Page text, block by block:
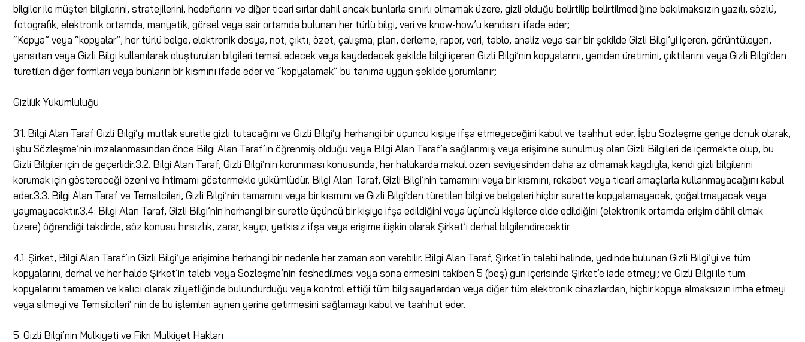
bilgiler ile müşteri bilgilerini, stratejilerini, hedeflerini ve diğer ticari sırlar dahil ancak bunlarla sınırlı olmamak üzere, gizli olduğu belirtilip belirtilmediğine bakılmaksızın yazılı, sözlü,
fotografik, elektronik ortamda, manyetik, görsel veya sair ortamda bulunan her türlü bilgi, veri ve know-how’u kendisini ifade eder;
“Kopya” veya “kopyalar”, her türlü belge, elektronik dosya, not, çıktı, özet, çalışma, plan, derleme, rapor, veri, tablo, analiz veya sair bir şekilde Gizli Bilgi’yi içeren, görüntüleyen,
yansıtan veya Gizli Bilgi kullanılarak oluşturulan bilgileri temsil edecek veya kaydedecek şekilde bilgi içeren Gizli Bilgi’nin kopyalarını, yeniden üretimini, çıktılarını veya Gizli Bilgi’den
türetilen diğer formları veya bunların bir kısmını ifade eder ve “kopyalamak” bu tanıma uygun şekilde yorumlanır;
Gizlilik Yükümlülüğü
3.1. Bilgi Alan Taraf Gizli Bilgi’yi mutlak suretle gizli tutacağını ve Gizli Bilgi’yi herhangi bir üçüncü kişiye ifşa etmeyeceğini kabul ve taahhüt eder. İşbu Sözleşme geriye dönük olarak,
işbu Sözleşme’nin imzalanmasından önce Bilgi Alan Taraf’ın öğrenmiş olduğu veya Bilgi Alan Taraf’a sağlanmış veya erişimine sunulmuş olan Gizli Bilgileri de içermekte olup, bu
Gizli Bilgiler için de geçerlidir.3.2. Bilgi Alan Taraf, Gizli Bilgi’nin korunması konusunda, her halükarda makul özen seviyesinden daha az olmamak kaydıyla, kendi gizli bilgilerini
korumak için göstereceği özeni ve ihtimamı göstermekle yükümlüdür. Bilgi Alan Taraf, Gizli Bilgi’nin tamamını veya bir kısmını, rekabet veya ticari amaçlarla kullanmayacağını kabul
eder.3.3. Bilgi Alan Taraf ve Temsilcileri, Gizli Bilgi’nin tamamını veya bir kısmını ve Gizli Bilgi’den türetilen bilgi ve belgeleri hiçbir surette kopyalamayacak, çoğaltmayacak veya
yaymayacaktır.3.4. Bilgi Alan Taraf, Gizli Bilgi’nin herhangi bir suretle üçüncü bir kişiye ifşa edildiğini veya üçüncü kişilerce elde edildiğini (elektronik ortamda erişim dâhil olmak
üzere) öğrendiği takdirde, söz konusu hırsızlık, zarar, kayıp, yetkisiz ifşa veya erişime ilişkin olarak Şirket’i derhal bilgilendirecektir.
4.1. Şirket, Bilgi Alan Taraf’ın Gizli Bilgi’ye erişimine herhangi bir nedenle her zaman son verebilir. Bilgi Alan Taraf, Şirket’in talebi halinde, yedinde bulunan Gizli Bilgi’yi ve tüm
kopyalarını, derhal ve her halde Şirket’in talebi veya Sözleşme’nin feshedilmesi veya sona ermesini takiben 5 (beş) gün içerisinde Şirket’e iade etmeyi; ve Gizli Bilgi ile tüm
kopyalarını tamamen ve kalıcı olarak zilyetliğinde bulundurduğu veya kontrol ettiği tüm bilgisayarlardan veya diğer tüm elektronik cihazlardan, hiçbir kopya almaksızın imha etmeyi
veya silmeyi ve Temsilcileri’ nin de bu işlemleri aynen yerine getirmesini sağlamayı kabul ve taahhüt eder.
5. Gizli Bilgi’nin Mülkiyeti ve Fikri Mülkiyet Hakları